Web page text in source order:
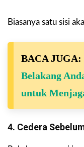
Biasanya satu sisi
BACA JUGA:
Belakang
untuk
4. Cedera